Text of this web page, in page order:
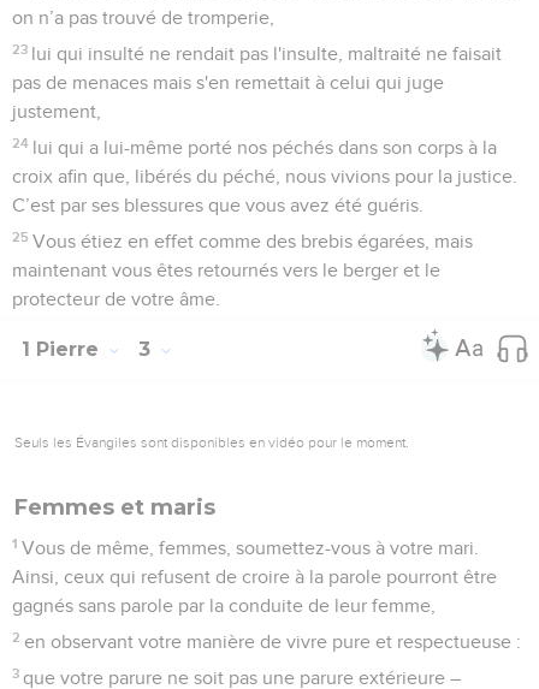
on n’a pas trouvé de tromperie,
23 lui qui insulté ne rendait pas l'insulte, maltraité ne faisait
pas de menaces mais s'en remettait à celui qui juge
justement,
24 lui qui a lui-même porté nos péchés dans son corps à la
croix afin que, libérés du péché, nous vivions pour la justice.
C’est par ses blessures que vous avez été guéris.
25 Vous étiez en effet comme des brebis égarées, mais
maintenant vous êtes retournés vers le berger et le
protecteur de votre âme.
1 Pierre 3
Seuls les Évangiles sont disponibles en vidéo pour le moment.
Femmes et maris
1 Vous de même, femmes, soumettez-vous à votre mari.
Ainsi, ceux qui refusent de croire à la parole pourront être
gagnés sans parole par la conduite de leur femme,
2 en observant votre manière de vivre pure et respectueuse :
3 que votre parure ne soit pas une parure extérieure –